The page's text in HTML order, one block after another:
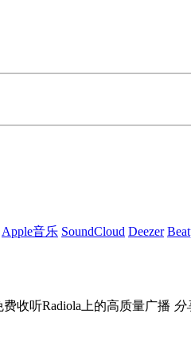
Apple音乐 SoundCloud Deezer
分